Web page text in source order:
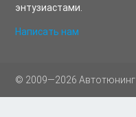
энтузиастами.
Написать нам
© 2009—2026 Автотюнинг